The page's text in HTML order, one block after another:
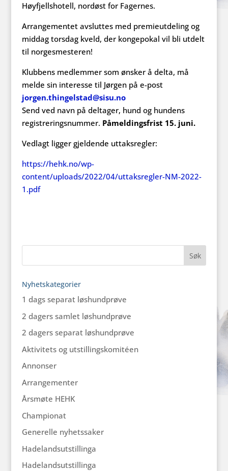
Høyfjellshotell, nordøst for Fagernes.
Arrangementet avsluttes med premieutdeling og
middag torsdag kveld, der kongepokal vil bli utdelt
til norgesmesteren!
Klubbens medlemmer som ønsker å delta, må
melde sin interesse til Jørgen på e-post
jorgen.thingelstad@sisu.no
Send ved navn på deltager, hund og hundens
registreringsnummer. Påmeldingsfrist 15. juni.
Vedlagt ligger gjeldende uttaksregler:
https://hehk.no/wp-
content/uploads/2022/04/uttaksregler-NM-2022-
1.pdf
Nyhetskategorier
1 dags separat løshundprøve
2 dagers samlet løshundprøve
2 dagers separat løshundprøve
Aktivitets og utstillingskomitéen
Annonser
Arrangementer
Årsmøte HEHK
Championat
Generelle nyhetssaker
Hadelandsutstillinga
Hadelandsutstillinga